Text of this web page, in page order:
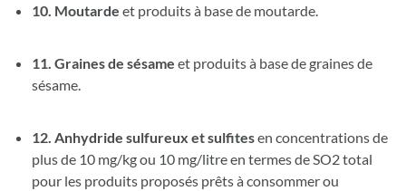
10. Moutarde et produits à base de moutarde.
11. Graines de sésame et produits à base de graines de
sésame.
12. Anhydride sulfureux et sulfitesen concentrations de
plus de 10 mg/kg ou 10 mg/litre en termes de SO2 total
pour les produits proposés prêts à consommer ou